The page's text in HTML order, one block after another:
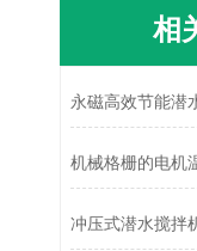
相
永磁高效节能潜